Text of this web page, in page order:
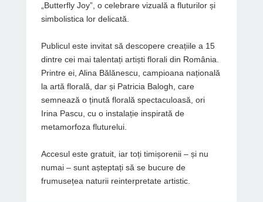
„Butterfly Joy”, o celebrare vizuală a fluturilor și
simbolistica lor delicată.
Publicul este invitat să descopere creațiile a 15
dintre cei mai talentați artiști florali din România.
Printre ei, Alina Bălănescu, campioana națională
la artă florală, dar și Patricia Balogh, care
semnează o ținută florală spectaculoasă, ori
Irina Pascu, cu o instalație inspirată de
metamorfoza fluturelui.
Accesul este gratuit, iar toți timișorenii – și nu
numai – sunt așteptați să se bucure de
frumusețea naturii reinterpretate artistic.